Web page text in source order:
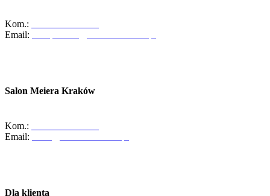
Kom.:
Email:
Salon Meiera Kraków
Kom.:
Email:
Dla klienta